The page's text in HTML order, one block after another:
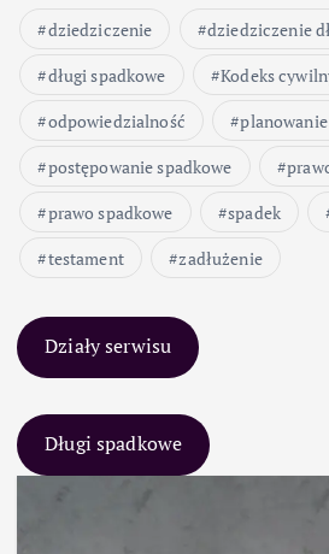
dziedziczenie dziedziczenie
długi spadkowe
Kodeks
odpowiedzialność
postępowanie spadkowe
prawo spadkowe
spadek
testament
zadłużenie
Działy serwisu
Długi spadkowe